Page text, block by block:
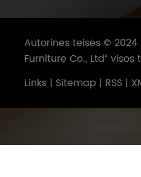
Autorinės teisės © 2024
Furniture Co., Ltd“
Links | Sitemap | RSS |